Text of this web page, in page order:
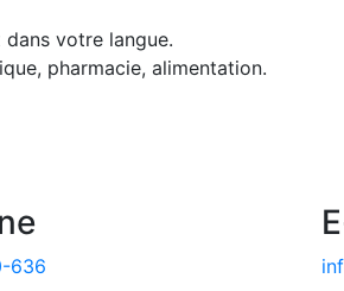
votre langue.
pharmacie, alimentation.
636